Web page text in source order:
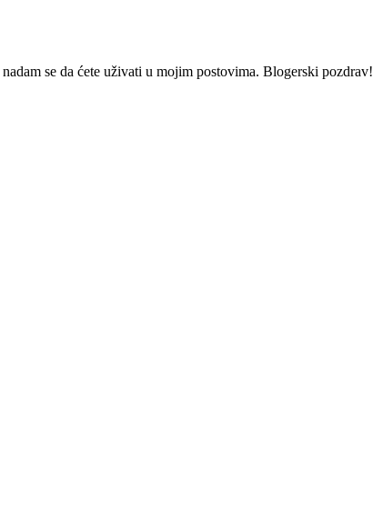
se da ćete uživati u mojim postovima. Blogerski pozdrav!